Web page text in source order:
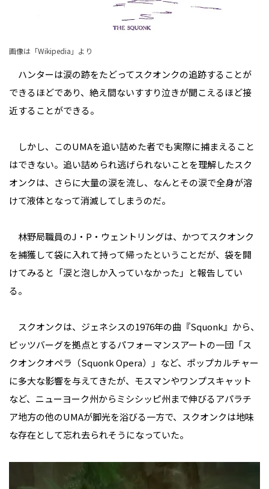
画像は「Wikipedia」より
ハンターは涙の跡をたどってスクオンクの追跡することが
できるほどであり、絶え間ないすすり泣きが聞こえるほど接
近することができる。
しかし、このUMAを追い詰めた者でも実際に捕まえること
はできない。追い詰められ逃げられないことを理解したスク
オンクは、さらに大量の涙を流し、なんとその涙で全身が溶
けて液体となって消滅してしまうのだ。
林野局職員のJ・P・ウェントリングは、かつてスクオンク
を捕獲して袋に入れて持って帰ったということだが、袋を開
けてみると「涙と泡しか入っていなかった」と報告してい
る。
スクオンクは、ジェネシスの1976年の曲『Squonk』から、
ピッツバーグを拠点とするパフォーマンスアートの一団「ス
クオンクオペラ（Squonk Opera）」など、ポップカルチャー
に多大な影響を与えてきたが、モスマンやワンプスキャット
など、ニューヨーク州からミシシッピ州まで伸びるアパラチ
ア地方の他のUMAが脚光を浴びる一方で、スクオンクは地味
な存在として忘れ去られそうになっていた。